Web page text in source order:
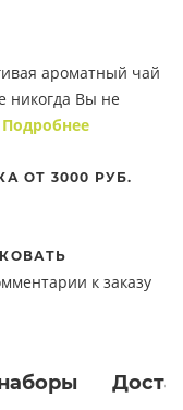
ароматный чай
никогда Вы не
Подробнее
ОТ 3000 РУБ.
к заказу